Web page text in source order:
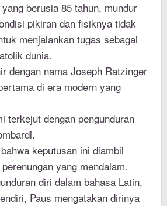
berusia 85 tahun, mundur
pikiran dan fisiknya tidak
menjalankan tugas sebagai
dunia.
dengan nama Joseph Ratzinger
di era modern yang
terkejut dengan pengunduran
keputusan ini diambil
yang mendalam.
diri dalam bahasa Latin,
Paus mengatakan dirinya